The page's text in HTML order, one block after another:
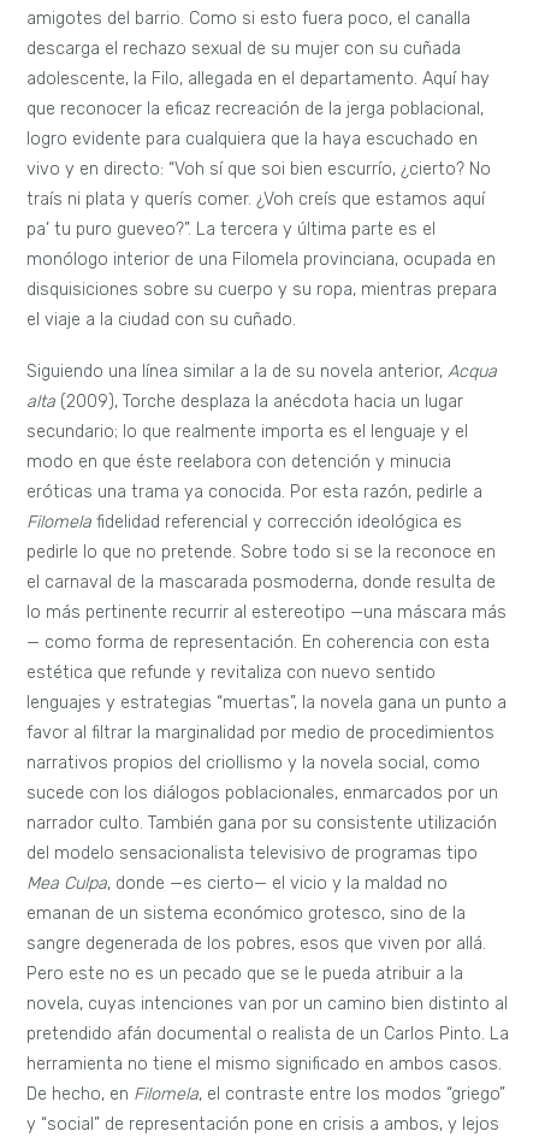
amigotes del barrio. Como si esto fuera poco, el canalla
descarga el rechazo sexual de su mujer con su cuñada
adolescente, la Filo, allegada en el departamento. Aquí hay
que reconocer la eficaz recreación de la jerga poblacional,
logro evidente para cualquiera que la haya escuchado en
vivo y en directo: “Voh sí que soi bien escurrío, ¿cierto? No
traís ni plata y querís comer. ¿Voh creís que estamos aquí
pa’ tu puro gueveo?”. La tercera y última parte es el
monólogo interior de una Filomela provinciana, ocupada en
disquisiciones sobre su cuerpo y su ropa, mientras prepara
el viaje a la ciudad con su cuñado.
Siguiendo una línea similar a la de su novela anterior,Acqua
alta (2009), Torche desplaza la anécdota hacia un lugar
secundario; lo que realmente importa es el lenguaje y el
modo en que éste reelabora con detención y minucia
eróticas una trama ya conocida. Por esta razón, pedirle a
Filomela fidelidad referencial y corrección ideológica es
pedirle lo que no pretende. Sobre todo si se la reconoce en
el carnaval de la mascarada posmoderna, donde resulta de
lo más pertinente recurrir al estereotipo —una máscara más
— como forma de representación. En coherencia con esta
estética que refunde y revitaliza con nuevo sentido
lenguajes y estrategias “muertas”, la novela gana un punto a
favor al filtrar la marginalidad por medio de procedimientos
narrativos propios del criollismo y la novela social, como
sucede con los diálogos poblacionales, enmarcados por un
narrador culto. También gana por su consistente utilización
del modelo sensacionalista televisivo de programas tipo
Mea Culpa, donde —es cierto— el vicio y la maldad no
emanan de un sistema económico grotesco, sino de la
sangre degenerada de los pobres, esos que viven por allá.
Pero este no es un pecado que se le pueda atribuir a la
novela, cuyas intenciones van por un camino bien distinto al
pretendido afán documental o realista de un Carlos Pinto. La
herramienta no tiene el mismo significado en ambos casos.
De hecho, en Filomela, el contraste entre los modos “griego”
y “social” de representación pone en crisis a ambos, y lejos